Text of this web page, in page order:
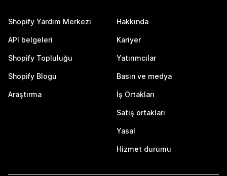
Shopify Yardım Merkezi
API belgeleri
Shopify Topluluğu
Shopify Blogu
Araştırma
Hakkında
Kariyer
Yatırımcılar
Basın ve medya
İş Ortakları
Satış ortakları
Yasal
Hizmet durumu